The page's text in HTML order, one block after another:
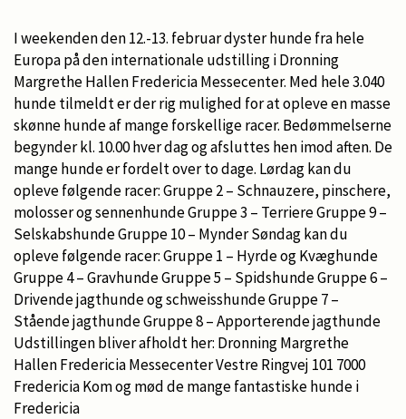
I weekenden den 12.-13. februar dyster hunde fra hele
Europa på den internationale udstilling i Dronning
Margrethe Hallen Fredericia Messecenter. Med hele 3.040
hunde tilmeldt er der rig mulighed for at opleve en masse
skønne hunde af mange forskellige racer. Bedømmelserne
begynder kl. 10.00 hver dag og afsluttes hen imod aften. De
mange hunde er fordelt over to dage. Lørdag kan du
opleve følgende racer: Gruppe 2 – Schnauzere, pinschere,
molosser og sennenhunde Gruppe 3 – Terriere Gruppe 9 –
Selskabshunde Gruppe 10 – Mynder Søndag kan du
opleve følgende racer: Gruppe 1 – Hyrde og Kvæghunde
Gruppe 4 – Gravhunde Gruppe 5 – Spidshunde Gruppe 6 –
Drivende jagthunde og schweisshunde Gruppe 7 –
Stående jagthunde Gruppe 8 – Apporterende jagthunde
Udstillingen bliver afholdt her: Dronning Margrethe
Hallen Fredericia Messecenter Vestre Ringvej 101 7000
Fredericia Kom og mød de mange fantastiske hunde i
Fredericia